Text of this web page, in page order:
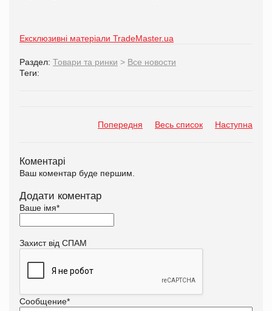
Ексклюзивні матеріали TradeMaster.ua
Раздел: Товари та ринки > Все новости
Теги:
Попередня Весь список Наступна
Коментарі
Ваш коментар буде першим.
Додати коментар
Ваше імя*
Захист від СПАМ
Сообщение*